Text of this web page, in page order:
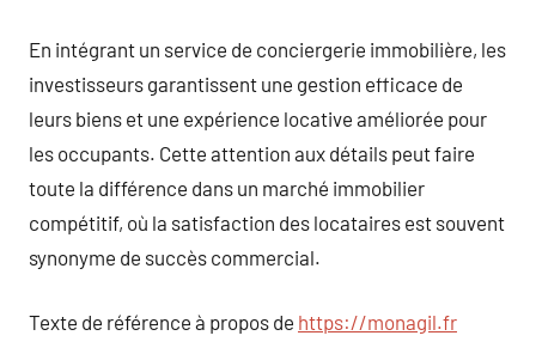
En intégrant un service de conciergerie immobilière, les
investisseurs garantissent une gestion efficace de
leurs biens et une expérience locative améliorée pour
les occupants. Cette attention aux détails peut faire
toute la différence dans un marché immobilier
compétitif, où la satisfaction des locataires est souvent
synonyme de succès commercial.
Texte de référence à propos de https://monagil.fr